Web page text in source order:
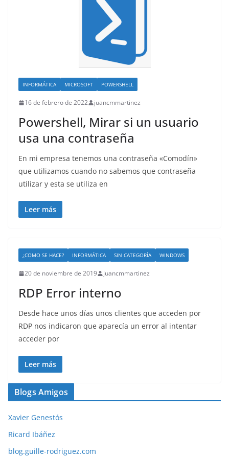
INFORMÁTICA MICROSOFT POWERSHELL
16 de febrero de 2022 juancmmartinez
Powershell, Mirar si un usuario
usa una contraseña
En mi empresa tenemos una contraseña «Comodín»
que utilizamos cuando no sabemos que contraseña
utilizar y esta se utiliza en
Leer más
¿COMO SE HACE? INFORMÁTICA SIN CATEGORÍA WINDOWS
20 de noviembre de 2019 juancmmartinez
RDP Error interno
Desde hace unos días unos clientes que acceden por
RDP nos indicaron que aparecía un error al intentar
acceder por
Leer más
Blogs Amigos
Xavier Genestós
Ricard Ibáñez
blog.guille-rodriguez.com